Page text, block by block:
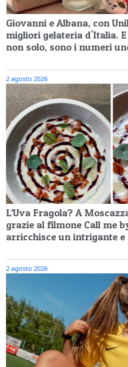
Giovanni e Albana, con
migliori gelateria d'Italia.
non solo, sono i numeri
2 agosto 2026
L’Uva Fragola? A
grazie al filmone Call me
arricchisce un intrigante
2 agosto 2026